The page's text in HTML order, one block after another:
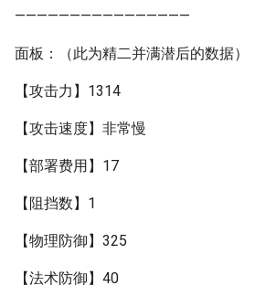
————————————————
面板：（此为精二并满潜后的数据）
【攻击力】1314
【攻击速度】非常慢
【部署费用】17
【阻挡数】1
【物理防御】325
【法术防御】40